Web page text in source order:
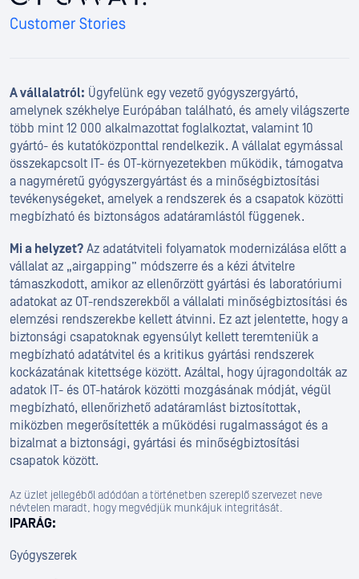
A vállalatról: Ügyfelünk egy vezető gyógyszergyártó,
amelynek székhelye Európában található, és amely világszerte
több mint 12 000 alkalmazottat foglalkoztat, valamint 10
gyártó- és kutatóközponttal rendelkezik. A vállalat egymással
összekapcsolt IT- és OT-környezetekben működik, támogatva
a nagyméretű gyógyszergyártást és a minőségbiztosítási
tevékenységeket, amelyek a rendszerek és a csapatok közötti
megbízható és biztonságos adatáramlástól függenek.
Mi a helyzet? Az adatátviteli folyamatok modernizálása előtt a
vállalat az „airgapping” módszerre és a kézi átvitelre
támaszkodott, amikor az ellenőrzött gyártási és laboratóriumi
adatokat az OT-rendszerekből a vállalati minőségbiztosítási és
elemzési rendszerekbe kellett átvinni. Ez azt jelentette, hogy a
biztonsági csapatoknak egyensúlyt kellett teremteniük a
megbízható adatátvitel és a kritikus gyártási rendszerek
kockázatának kitettsége között. Azáltal, hogy újragondolták az
adatok IT- és OT-határok közötti mozgásának módját, végül
megbízható, ellenőrizhető adatáramlást biztosítottak,
miközben megerősítették a működési rugalmasságot és a
bizalmat a biztonsági, gyártási és minőségbiztosítási
csapatok között.
Az üzlet jellegéből adódóan a történetben szereplő szervezet neve
névtelen maradt, hogy megvédjük munkájuk integritását.
IPARÁG:
Gyógyszerek